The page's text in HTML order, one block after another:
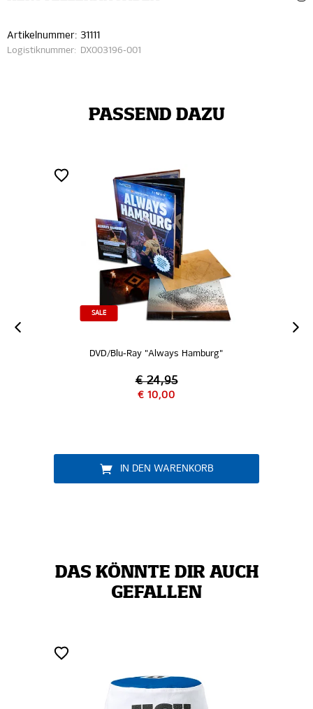
Artikelnummer: 31111
Logistiknummer: DX003196-001
PASSEND DAZU
SALE
DVD/Blu-Ray "Always Hamburg"
€ 24,95
€ 10,00
IN DEN WARENKORB
DAS KÖNNTE DIR AUCH
GEFALLEN